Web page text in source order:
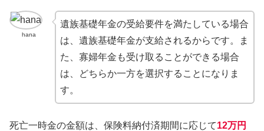
hana
遺族基礎年金の受給要件を満たしている場合
は、遺族基礎年金が支給されるからです。ま
た、寡婦年金も受け取ることができる場合
は、どちらか一方を選択することになりま
す。
死亡一時金の金額は、保険料納付済期間に応じて12万円